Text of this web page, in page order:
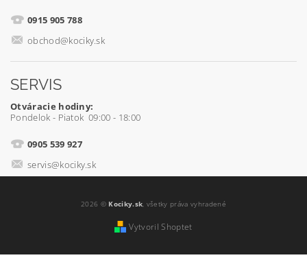
0915 905 788
obchod@kociky.sk
SERVIS
Otváracie hodiny:
Pondelok - Piatok 09:00 - 18:00
0905 539 927
servis@kociky.sk
2026 © Kociky.sk, všetky práva vyhradené
Vytvoril Shoptet